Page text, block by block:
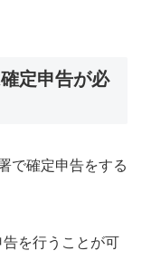
定申告が必
で確定申告をする
を行うことが可